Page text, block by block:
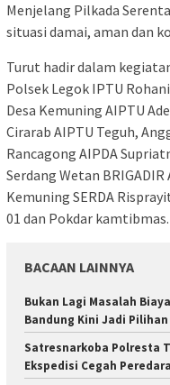
Menjelang Pilkada
situasi damai, aman dan
Turut hadir dalam
Polsek Legok IPTU
Desa Kemuning AIPTU
Cirarab AIPTU Teguh,
Rancagong AIPDA
Serdang Wetan
Kemuning SERDA
01 dan Pokdar kamtibmas.
BACAAN LAINNYA
Bukan Lagi Masalah
Bandung Kini Jadi
Satresnarkoba Polresta
Ekspedisi Cegah